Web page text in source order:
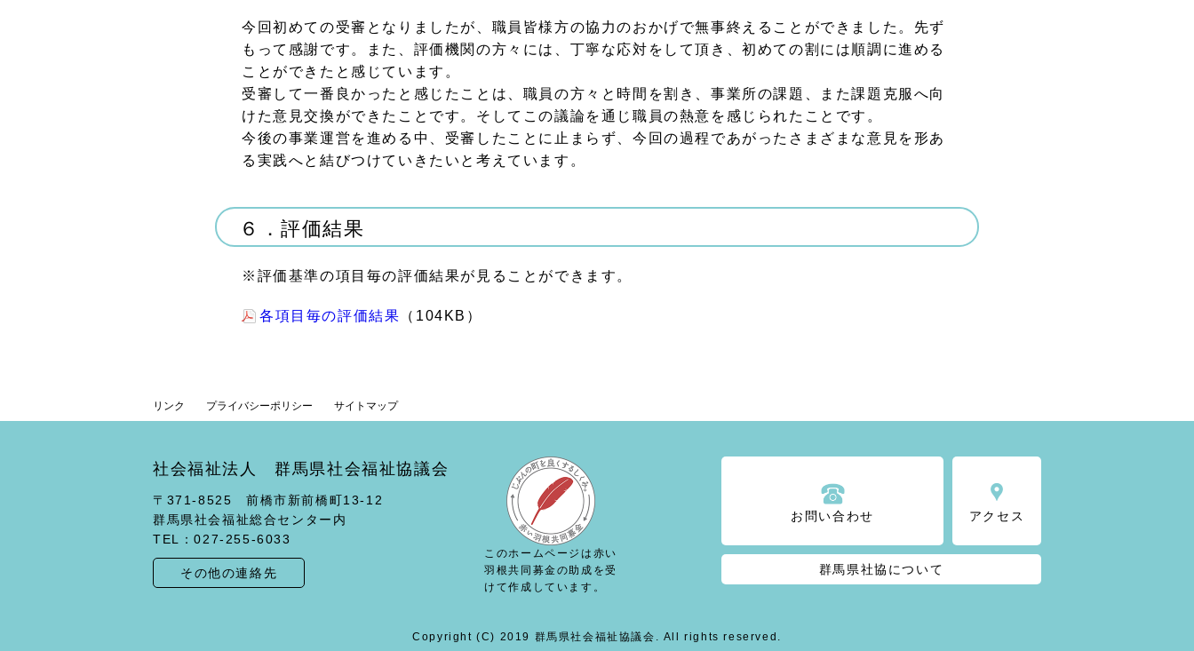
今回初めての受審となりましたが、職員皆様方の協力のおかげで無事終えることができました。先ず
もって感謝です。また、評価機関の方々には、丁寧な応対をして頂き、初めての割には順調に進める
ことができたと感じています。
受審して一番良かったと感じたことは、職員の方々と時間を割き、事業所の課題、また課題克服へ向
けた意見交換ができたことです。そしてこの議論を通じ職員の熱意を感じられたことです。
今後の事業運営を進める中、受審したことに止まらず、今回の過程であがったさまざまな意見を形あ
る実践へと結びつけていきたいと考えています。
６．評価結果
※評価基準の項目毎の評価結果が見ることができます。
各項目毎の評価結果 （104KB）
リンク プライバシーポリシー サイトマップ
お問い合わせ アクセス
群馬県社協について
社会福祉法人 群馬県社会福祉協議会
〒371-8525 前橋市新前橋町13-12
群馬県社会福祉総合センター内
TEL：027-255-6033
その他の連絡先
このホームページは赤い
羽根共同募金の助成を受
けて作成しています。
Copyright (C) 2019 群馬県社会福祉協議会. All rights reserved.